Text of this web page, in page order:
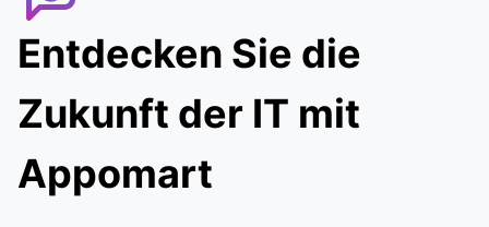
Entdecken Sie die
Zukunft der IT mit
Appomart